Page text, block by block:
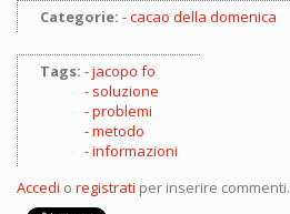
Categorie: cacao della domenica
Tags:
jacopo fo
soluzione
problemi
metodo
informazioni
Accedi o registrati per inserire commenti.